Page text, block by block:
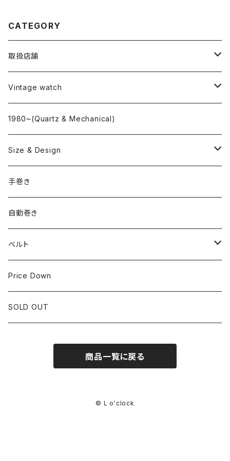
CATEGORY
取扱店舗
L o'clock
"delve"
Vintage watch
海外ブランド
OMEGA
ROLEX
国産ブランド
SEIKO
CITIZEN
1980~(Quartz & Mechanical)
Size & Design
~24.9mm
25mm~29.9mm
30mm~34.9mm
35mm~39.9mm
40mm~
手巻き
自動巻き
ベルト
HIRSCHベルト
SSブレスレット
Price Down
SOLD OUT
商品一覧に戻る
© L o'clock